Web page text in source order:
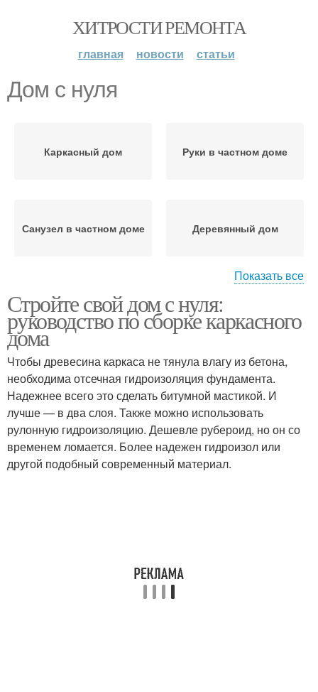
ХИТРОСТИ РЕМОНТА
главная новости статьи
Дом с нуля
Каркасный дом Руки в частном доме
Санузел в частном доме Деревянный дом
Санузлы в частном
доме
Показать все
Стройте свой дом с нуля:
руководство по сборке каркасного
дома
Чтобы древесина каркаса не тянула влагу из бетона,
необходима отсечная гидроизоляция фундамента.
Надежнее всего это сделать битумной мастикой. И
лучше — в два слоя. Также можно использовать
рулонную гидроизоляцию. Дешевле рубероид, но он со
временем ломается. Более надежен гидроизол или
другой подобный современный материал.